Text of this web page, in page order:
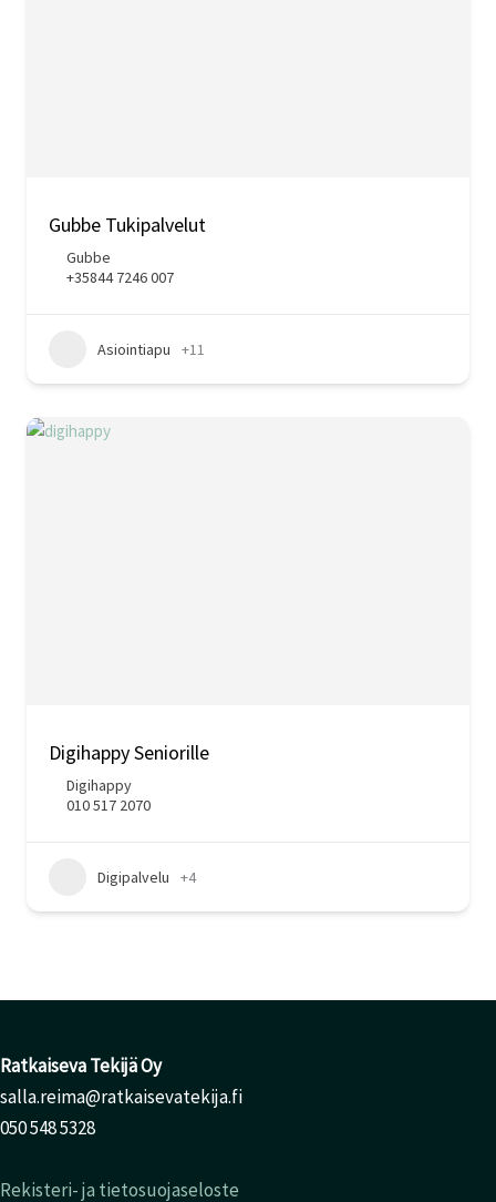
Gubbe Tukipalvelut
Gubbe
+35844 7246 007
Asiointiapu +11
Digihappy Seniorille
Digihappy
010 517 2070
Digipalvelu +4
Ratkaiseva Tekijä Oy
salla.reima@ratkaisevatekija.fi
050 548 5328
Rekisteri- ja tietosuojaseloste